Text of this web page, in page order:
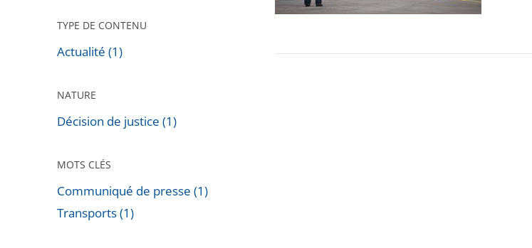
TYPE DE CONTENU
Actualité (1)
NATURE
Décision de justice (1)
MOTS CLÉS
Communiqué de presse (1)
Transports (1)